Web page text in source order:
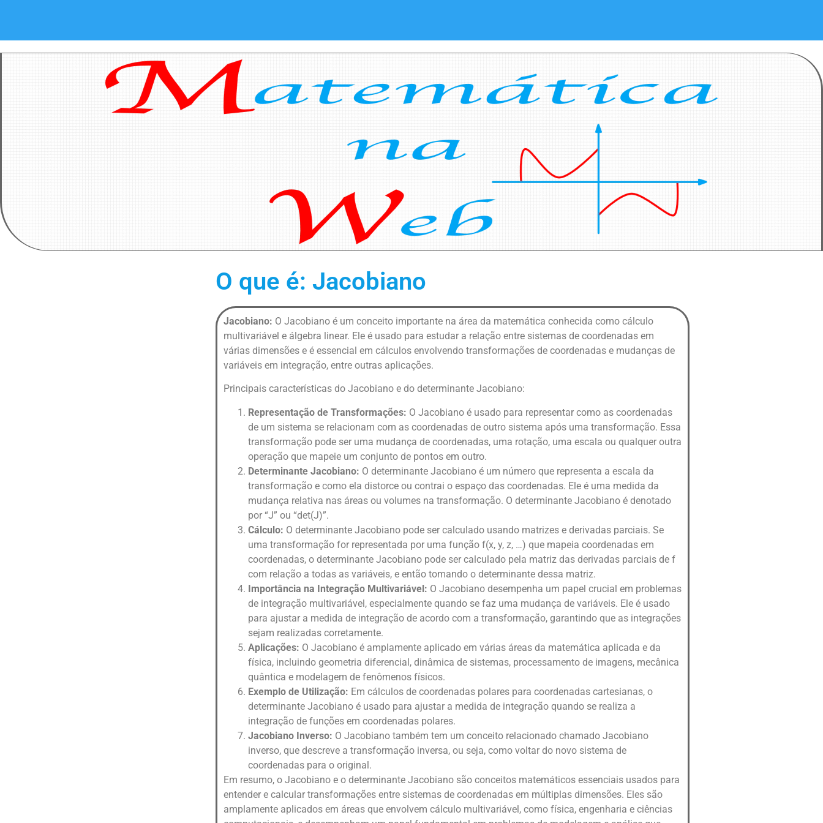
O que é: Jacobiano
Jacobiano: O Jacobiano é um conceito importante na área da matemática conhecida como cálculo
multivariável e álgebra linear. Ele é usado para estudar a relação entre sistemas de coordenadas em
várias dimensões e é essencial em cálculos envolvendo transformações de coordenadas e mudanças de
variáveis em integração, entre outras aplicações.
Principais características do Jacobiano e do determinante Jacobiano:
Representação de Transformações: O Jacobiano é usado para representar como as coordenadas
de um sistema se relacionam com as coordenadas de outro sistema após uma transformação. Essa
transformação pode ser uma mudança de coordenadas, uma rotação, uma escala ou qualquer outra
operação que mapeie um conjunto de pontos em outro.
Determinante Jacobiano: O determinante Jacobiano é um número que representa a escala da
transformação e como ela distorce ou contrai o espaço das coordenadas. Ele é uma medida da
mudança relativa nas áreas ou volumes na transformação. O determinante Jacobiano é denotado
por “J” ou “det(J)”.
Cálculo: O determinante Jacobiano pode ser calculado usando matrizes e derivadas parciais. Se
uma transformação for representada por uma função f(x, y, z, …) que mapeia coordenadas em
coordenadas, o determinante Jacobiano pode ser calculado pela matriz das derivadas parciais de f
com relação a todas as variáveis, e então tomando o determinante dessa matriz.
Importância na Integração Multivariável: O Jacobiano desempenha um papel crucial em problemas
de integração multivariável, especialmente quando se faz uma mudança de variáveis. Ele é usado
para ajustar a medida de integração de acordo com a transformação, garantindo que as integrações
sejam realizadas corretamente.
Aplicações: O Jacobiano é amplamente aplicado em várias áreas da matemática aplicada e da
física, incluindo geometria diferencial, dinâmica de sistemas, processamento de imagens, mecânica
quântica e modelagem de fenômenos físicos.
Exemplo de Utilização: Em cálculos de coordenadas polares para coordenadas cartesianas, o
determinante Jacobiano é usado para ajustar a medida de integração quando se realiza a
integração de funções em coordenadas polares.
Jacobiano Inverso: O Jacobiano também tem um conceito relacionado chamado Jacobiano
inverso, que descreve a transformação inversa, ou seja, como voltar do novo sistema de
coordenadas para o original.
Em resumo, o Jacobiano e o determinante Jacobiano são conceitos matemáticos essenciais usados para
entender e calcular transformações entre sistemas de coordenadas em múltiplas dimensões. Eles são
amplamente aplicados em áreas que envolvem cálculo multivariável, como física, engenharia e ciências